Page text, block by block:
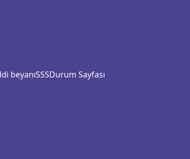
beyanıSSSDurum Sayfası